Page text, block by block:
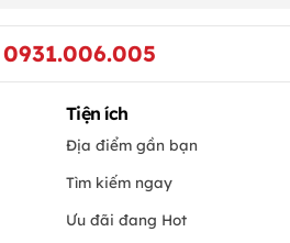
0931.006.005
Tiện ích
Địa điểm gần bạn
Tìm kiếm ngay
Ưu đãi đang Hot